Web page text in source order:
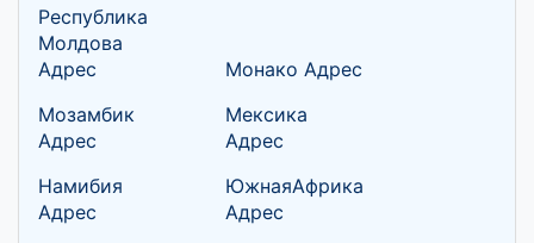
Республика
Молдова
Адрес
Монако Адрес
Мозамбик
Адрес
Мексика
Адрес
Намибия
Адрес
ЮжнаяАфрика
Адрес